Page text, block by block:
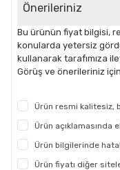
Önerileriniz
Bu ürünün fiyat bilgisi,
konularda yetersiz
kullanarak tarafımıza
Görüş ve önerileriniz
Ürün resmi kalitesiz,
Ürün açıklamasında
Ürün bilgilerinde
Ürün fiyatı diğer